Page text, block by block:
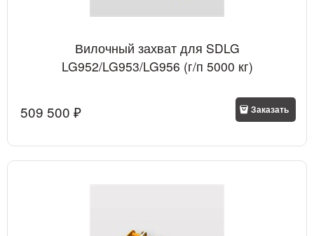
Вилочный захват для SDLG
LG952/LG953/LG956 (г/п 5000 кг)
509 500 ₽ Заказать